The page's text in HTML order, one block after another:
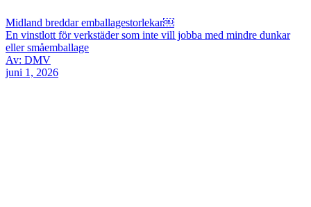
Midland breddar emballagestorlekar￼
En vinstlott för verkstäder som inte vill jobba med mindre dunkar
eller småemballage
Av: DMV
juni 1, 2026